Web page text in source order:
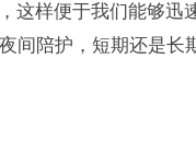
样便于我们能够迅
间陪护，短期还是长